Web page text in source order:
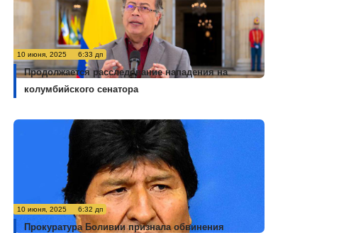
10 июня, 2025 6:33 дп
Продолжается расследование нападения на
колумбийского сенатора
10 июня, 2025 6:32 дп
Прокуратура Боливии признала обвинения